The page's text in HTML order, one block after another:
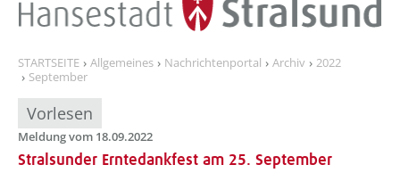
STARTSEITE Allgemeines Nachrichtenportal Archiv
2022
September
Vorlesen
Meldung vom 18.09.2022
Stralsunder Erntedankfest am 25. September